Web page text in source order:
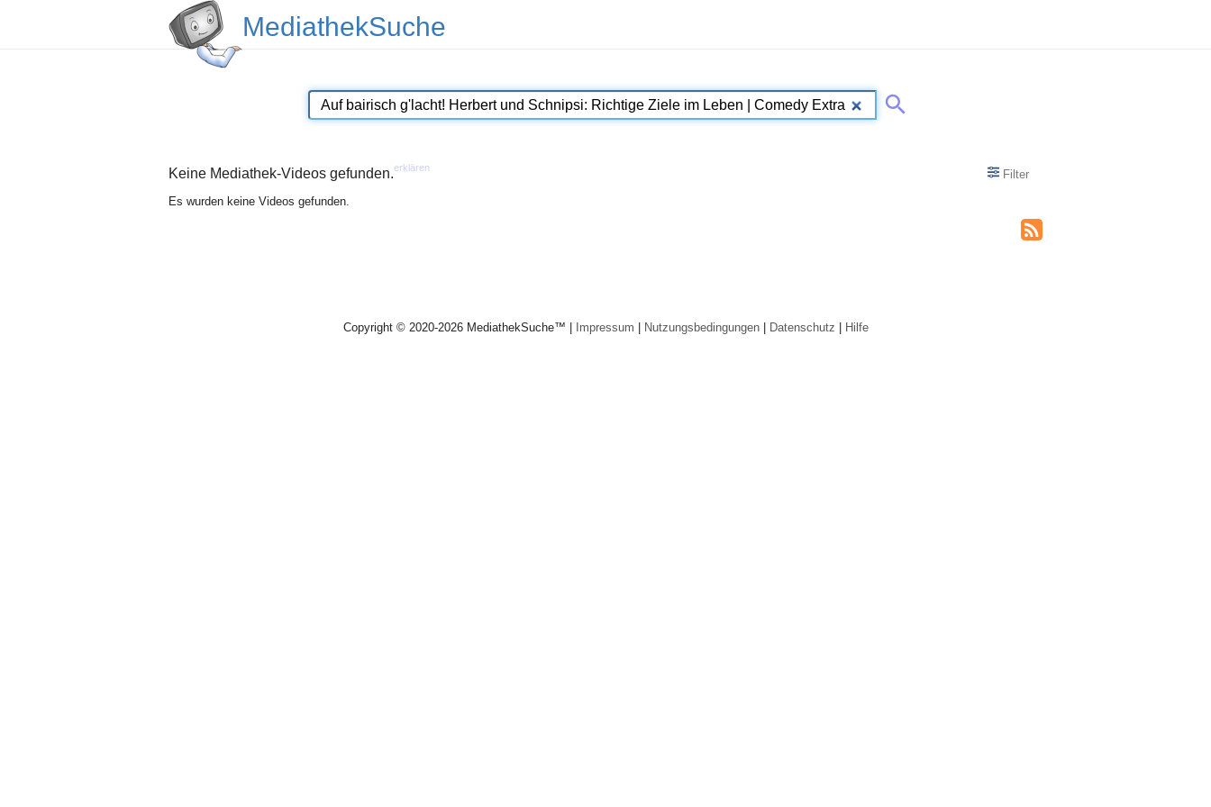
MediathekSuche
Keine Mediathek-Videos gefunden.erklären
Filter
Es wurden keine Videos gefunden.
Copyright © 2020-2026 MediathekSuche™ | Impressum | Nutzungsbedingungen| Datenschutz | Hilfe